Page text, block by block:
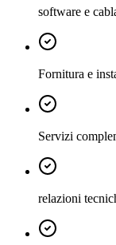
software e
Fornitura e
Servizi
relazioni